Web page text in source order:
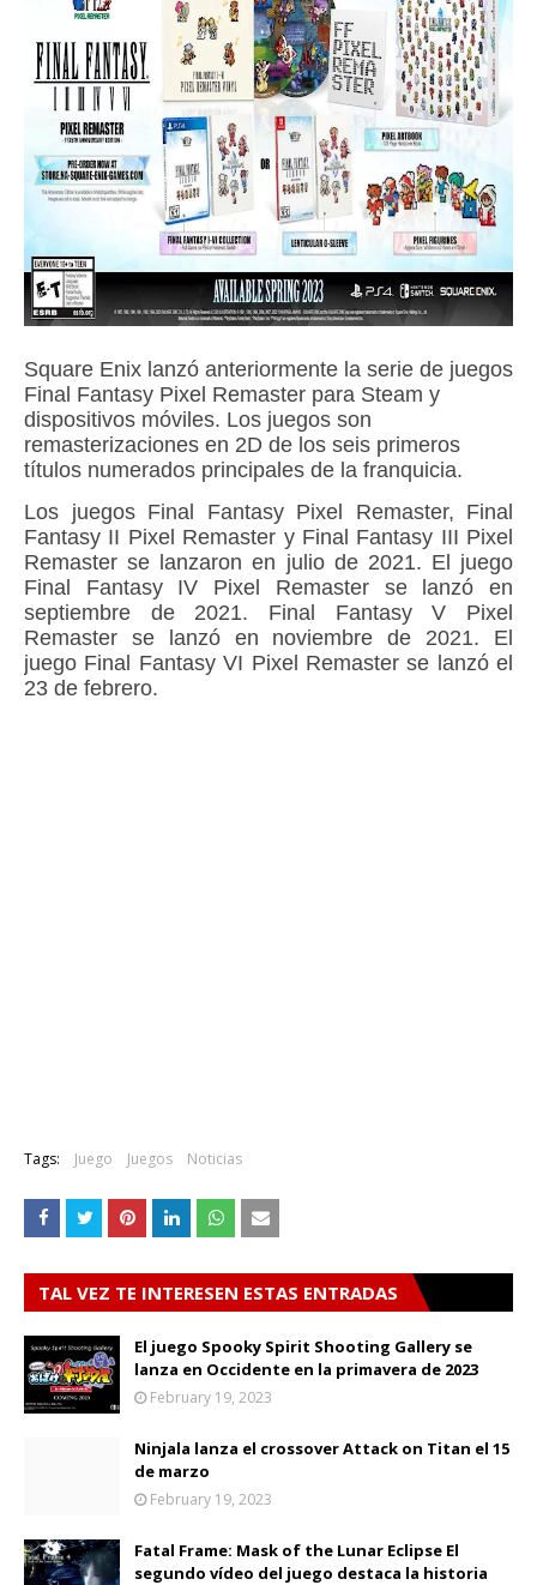
Square Enix lanzó anteriormente la serie de juegos
Final Fantasy Pixel Remaster para Steam y
dispositivos móviles. Los juegos son
remasterizaciones en 2D de los seis primeros
títulos numerados principales de la franquicia.
Los juegos Final Fantasy Pixel Remaster, Final
Fantasy II Pixel Remaster y Final Fantasy III Pixel
Remaster se lanzaron en julio de 2021. El juego
Final Fantasy IV Pixel Remaster se lanzó en
septiembre de 2021. Final Fantasy V Pixel
Remaster se lanzó en noviembre de 2021. El
juego Final Fantasy VI Pixel Remaster se lanzó el
23 de febrero.
Tags: Juego Juegos Noticias
TAL VEZ TE INTERESEN ESTAS ENTRADAS
El juego Spooky Spirit Shooting Gallery se
lanza en Occidente en la primavera de 2023
February 19, 2023
Ninjala lanza el crossover Attack on Titan el 15
de marzo
February 19, 2023
Fatal Frame: Mask of the Lunar Eclipse El
segundo vídeo del juego destaca la historia